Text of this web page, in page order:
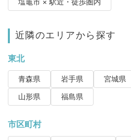
塩竈市 × 駅近・徒歩圏内
近隣のエリアから探す
東北
青森県 岩手県 宮城県
山形県
福島県
市区町村